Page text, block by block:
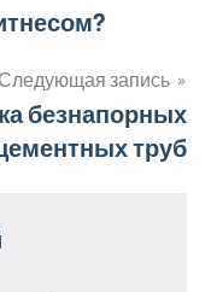
Следующая запись
безнапорных
труб